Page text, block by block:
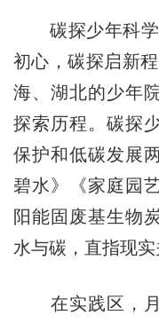
碳探少年科学
初心，碳探启新
海、湖北的少年
探索历程。碳探
保护和低碳发展
碧水》《家庭园
阳能固废基生物
水与碳，直指现实
在实践区，月